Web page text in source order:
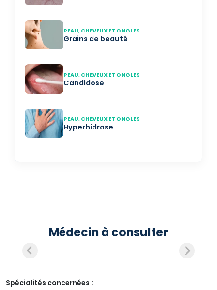
PEAU, CHEVEUX ET ONGLES
Grains de beauté
PEAU, CHEVEUX ET ONGLES
Candidose
PEAU, CHEVEUX ET ONGLES
Hyperhidrose
Médecin à consulter
Spécialités concernées :